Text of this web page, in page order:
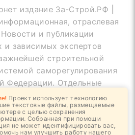
издание За-Строй.РФ |
отраслевая
и публикации
и зависимых экспертов
строительной
саморегулирования
Федерации. Отдельные
содержать информацию,
для пользователей
до 18 лет
Проект использует технологию
текстовые файлы, размещаемые
с целью сохранения
Собранная при помощи
не может идентифицировать вас,
нам улучшить работу нашего